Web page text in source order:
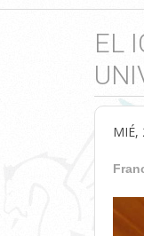
EL
MIÉ,